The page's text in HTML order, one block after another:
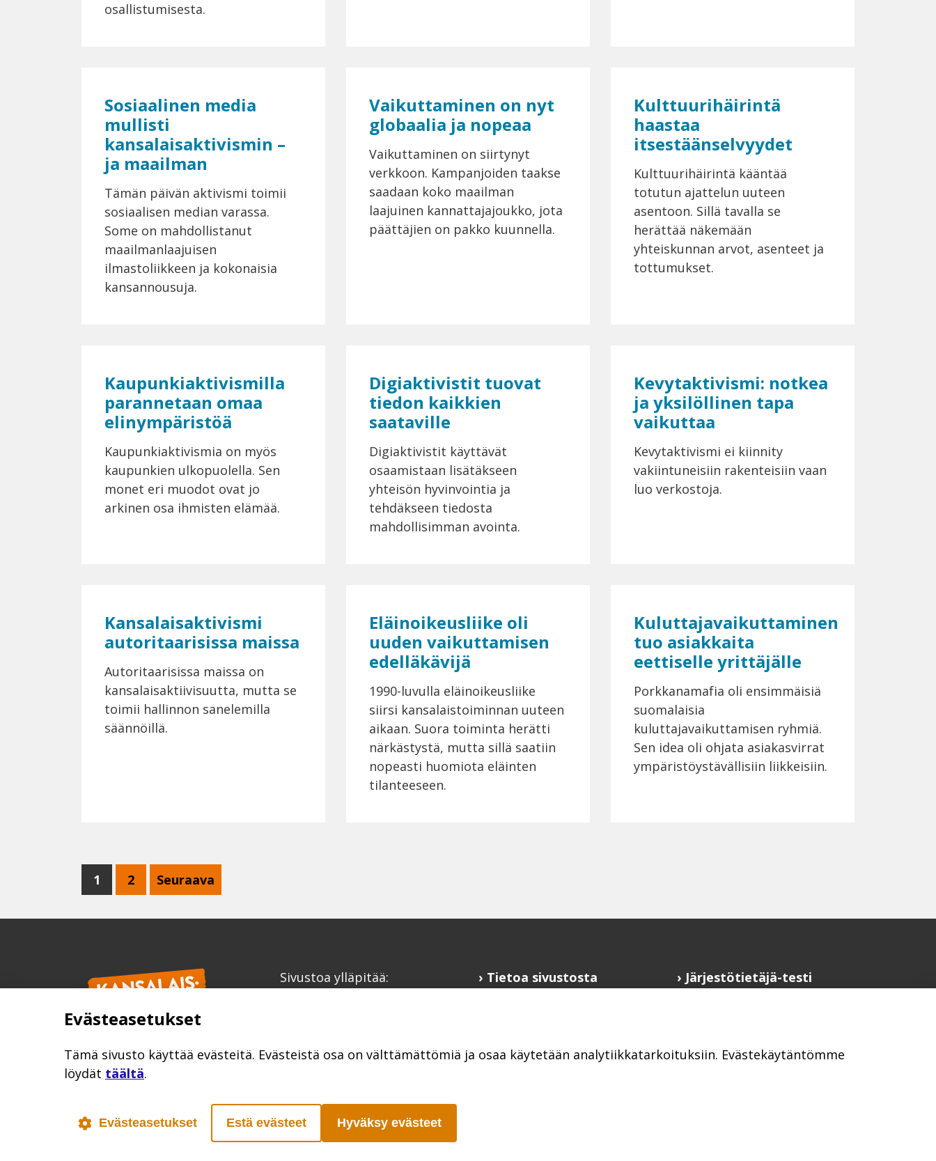
osallistumisesta.
Sosiaalinen media
mullisti
kansalaisaktivismin –
ja maailman
Tämän päivän aktivismi toimii
sosiaalisen median varassa.
Some on mahdollistanut
maailmanlaajuisen
ilmastoliikkeen ja kokonaisia
kansannousuja.
Vaikuttaminen on nyt
globaalia ja nopeaa
Vaikuttaminen on siirtynyt
verkkoon. Kampanjoiden taakse
saadaan koko maailman
laajuinen kannattajajoukko, jota
päättäjien on pakko kuunnella.
Kulttuurihäirintä
haastaa
itsestäänselvyydet
Kulttuurihäirintä kääntää
totutun ajattelun uuteen
asentoon. Sillä tavalla se
herättää näkemään
yhteiskunnan arvot, asenteet ja
tottumukset.
Kaupunkiaktivismilla
parannetaan omaa
elinympäristöä
Kaupunkiaktivismia on myös
kaupunkien ulkopuolella. Sen
monet eri muodot ovat jo
arkinen osa ihmisten elämää.
Digiaktivistit tuovat
tiedon kaikkien
saataville
Digiaktivistit käyttävät
osaamistaan lisätäkseen
yhteisön hyvinvointia ja
tehdäkseen tiedosta
mahdollisimman avointa.
Kevytaktivismi: notkea
ja yksilöllinen tapa
vaikuttaa
Kevytaktivismi ei kiinnity
vakiintuneisiin rakenteisiin vaan
luo verkostoja.
Kansalaisaktivismi
autoritaarisissa maissa
Autoritaarisissa maissa on
kansalaisaktiivisuutta, mutta se
toimii hallinnon sanelemilla
säännöillä.
Eläinoikeusliike oli
uuden vaikuttamisen
edelläkävijä
1990-luvulla eläinoikeusliike
siirsi kansalaistoiminnan uuteen
aikaan. Suora toiminta herätti
närkästystä, mutta sillä saatiin
nopeasti huomiota eläinten
tilanteeseen.
Kuluttajavaikuttaminen
tuo asiakkaita
eettiselle yrittäjälle
Porkkanamafia oli ensimmäisiä
suomalaisia
kuluttajavaikuttamisen ryhmiä.
Sen idea oli ohjata asiakasvirrat
ympäristöystävällisiin liikkeisiin.
1 2 Seuraava
Sivustoa ylläpitää:
Tietoa sivustosta
Järjestötietäjä-testi
Civil Society
Poutapilvi web design
Evästeasetukset
Tämä sivusto käyttää evästeitä. Evästeistä osa on välttämättömiä ja osaa käytetään analytiikkatarkoituksiin. Evästekäytäntömme
löydät täältä.
Evästeasetukset Estä evästeet Hyväksy evästeet